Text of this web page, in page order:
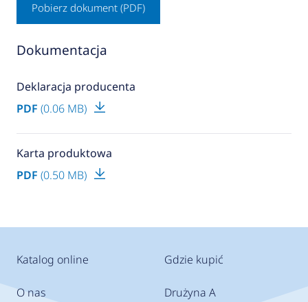
Pobierz dokument (PDF)
Dokumentacja
Deklaracja producenta
PDF (0.06 MB)
Karta produktowa
PDF (0.50 MB)
Katalog online
O nas
Gdzie kupić
Drużyna A